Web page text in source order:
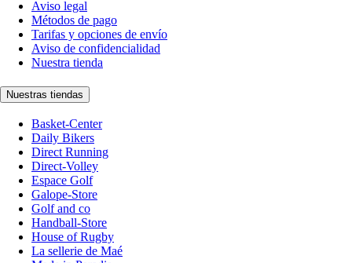
Aviso legal
Métodos de pago
Tarifas y opciones de envío
Aviso de confidencialidad
Nuestra tienda
Nuestras tiendas
Basket-Center
Daily Bikers
Direct Running
Direct-Volley
Espace Golf
Galope-Store
Golf and co
Handball-Store
House of Rugby
La sellerie de Maé